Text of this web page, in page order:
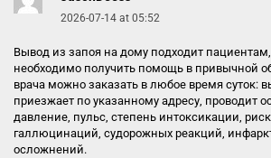
2026-07-14 at 05:52
Вывод из запоя на дому подходит
необходимо получить помощь в привычной
врача можно заказать в любое время суток:
приезжает по указанному адресу, проводит
давление, пульс, степень интоксикации,
галлюцинаций, судорожных реакций,
осложнений.